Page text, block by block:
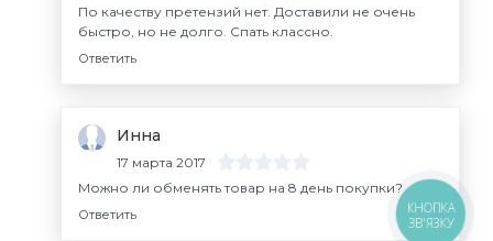
По качеству претензий нет. Доставили не очень
быстро, но не долго. Спать классно.
Ответить
Инна
17 марта 2017
Можно ли обменять товар на 8 день покупки?
Ответить
КНОПКА
ЗВ'ЯЗКУ